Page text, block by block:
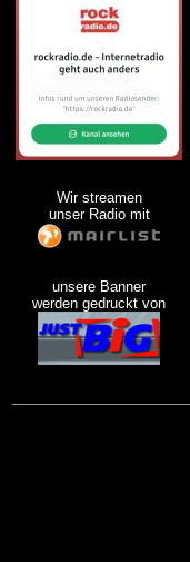
Wir streamen
unser Radio mit
unsere Banner
werden gedruckt von